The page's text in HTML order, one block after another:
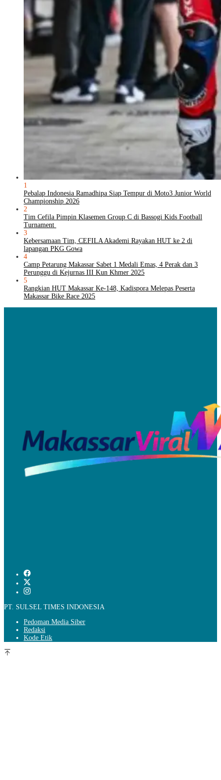
1
Pebalap Indonesia Ramadhipa Siap Tempur di Moto3 Junior World
Championship 2026
2
Tim Cefila Pimpin Klasemen Group C di Bassogi Kids Football
Turnament
3
Kebersamaan Tim, CEFILA Akademi Rayakan HUT ke 2 di
lapangan PKG Gowa
4
Camp Petarung Makassar Sabet 1 Medali Emas, 4 Perak dan 3
Perunggu di Kejurnas III Kun Khmer 2025
5
Rangkian HUT Makassar Ke-148, Kadispora Melepas Peserta
Makassar Bike Race 2025
PT. SULSEL TIMES INDONESIA
Pedoman Media Siber
Redaksi
Kode Etik